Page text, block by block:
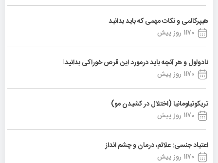
هیپرکالمی و نکات مهمی که باید بدانید
1170 روز پیش
نادولول و هر آنچه باید درمورد این قرص خوراکی بدانید!
1170 روز پیش
تریکوتیلومانیا (اختلال در کشیدن مو)
1170 روز پیش
اعتیاد جنسی: علائم، درمان و چشم انداز
1170 روز پیش